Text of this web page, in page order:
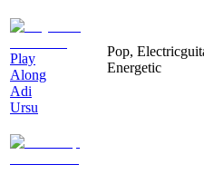
Play
Along
Adi
Ursu
Pop,
Energetic